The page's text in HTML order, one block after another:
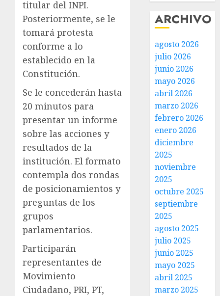
titular del INPI.
Posteriormente, se le
tomará protesta
conforme a lo
establecido en la
Constitución.
Se le concederán hasta
20 minutos para
presentar un informe
sobre las acciones y
resultados de la
institución. El formato
contempla dos rondas
de posicionamientos y
preguntas de los
grupos
parlamentarios.
Participarán
representantes de
Movimiento
Ciudadano, PRI, PT,
ARCHIVO
agosto 2026
julio 2026
junio 2026
mayo 2026
abril 2026
marzo 2026
febrero 2026
enero 2026
diciembre
2025
noviembre
2025
octubre 2025
septiembre
2025
agosto 2025
julio 2025
junio 2025
mayo 2025
abril 2025
marzo 2025